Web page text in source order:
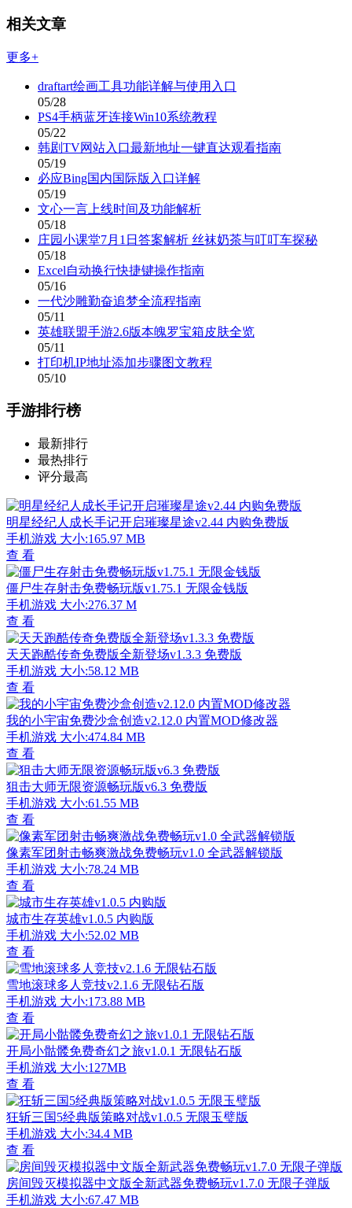
相关文章
更多+
draftart绘画工具功能详解与使用入口
05/28
PS4手柄蓝牙连接Win10系统教程
05/22
韩剧TV网站入口最新地址一键直达观看指南
05/19
必应Bing国内国际版入口详解
05/19
文心一言上线时间及功能解析
05/18
庄园小课堂7月1日答案解析 丝袜奶茶与叮叮车探秘
05/18
Excel自动换行快捷键操作指南
05/16
一代沙雕勤奋追梦全流程指南
05/11
英雄联盟手游2.6版本魄罗宝箱皮肤全览
05/11
打印机IP地址添加步骤图文教程
05/10
手游排行榜
最新排行
最热排行
评分最高
明星经纪人成长手记开启璀璨星途v2.44 内购免费版
手机游戏 大小:165.97 MB
查 看
僵尸生存射击免费畅玩版v1.75.1 无限金钱版
手机游戏 大小:276.37 M
查 看
天天跑酷传奇免费版全新登场v1.3.3 免费版
手机游戏 大小:58.12 MB
查 看
我的小宇宙免费沙盒创造v2.12.0 内置MOD修改器
手机游戏 大小:474.84 MB
查 看
狙击大师无限资源畅玩版v6.3 免费版
手机游戏 大小:61.55 MB
查 看
像素军团射击畅爽激战免费畅玩v1.0 全武器解锁版
手机游戏 大小:78.24 MB
查 看
城市生存英雄v1.0.5 内购版
手机游戏 大小:52.02 MB
查 看
雪地滚球多人竞技v2.1.6 无限钻石版
手机游戏 大小:173.88 MB
查 看
开局小骷髅免费奇幻之旅v1.0.1 无限钻石版
手机游戏 大小:127MB
查 看
狂斩三国5经典版策略对战v1.0.5 无限玉璧版
手机游戏 大小:34.4 MB
查 看
房间毁灭模拟器中文版全新武器免费畅玩v1.7.0 无限子弹版
手机游戏 大小:67.47 MB